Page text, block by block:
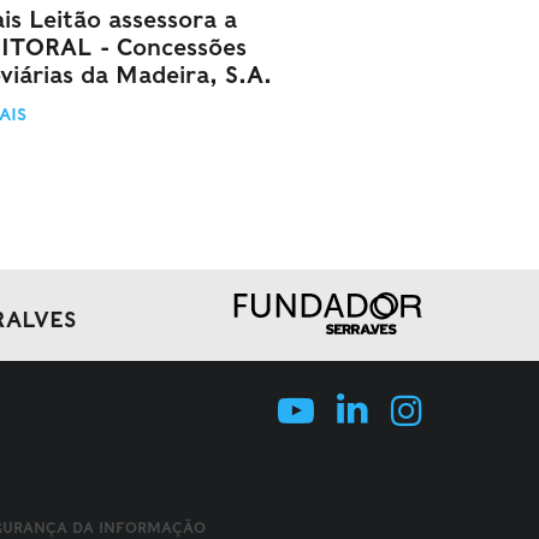
Leitão assessora a
- Concessões
da Madeira, S.A.
DA INFORMAÇÃO